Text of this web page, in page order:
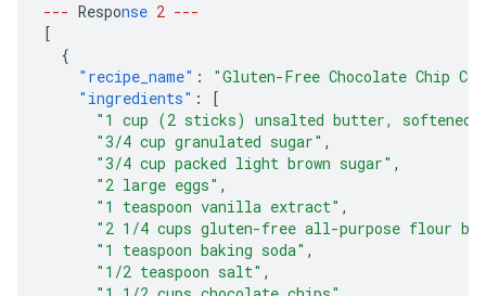
--- Response 2 ---
[
{
"recipe_name" :
"Gluten-Free Chocolate Chip
"ingredients" :
[
"1 cup (2 sticks) unsalted butter, softened"
"3/4 cup granulated sugar" ,
"3/4 cup packed light brown sugar" ,
"2 large eggs" ,
"1 teaspoon vanilla extract" ,
"2 1/4 cups gluten-free all-purpose flour
"1 teaspoon baking soda" ,
"1/2 teaspoon salt" ,